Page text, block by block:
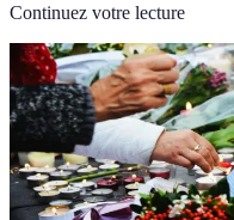
Continuez votre lecture